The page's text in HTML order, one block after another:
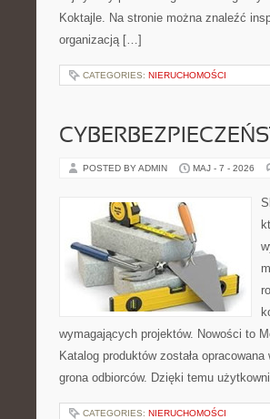
Koktajle. Na stronie można znaleźć
organizacją […]
CATEGORIES: NIERUCHOMOŚCI
POSTED BY ADMIN MAJ - 7 - 2026
wymagających projektów. Nowości to
Katalog produktów została
grona odbiorców. Dzięki temu
CATEGORIES: NIERUCHOMOŚCI